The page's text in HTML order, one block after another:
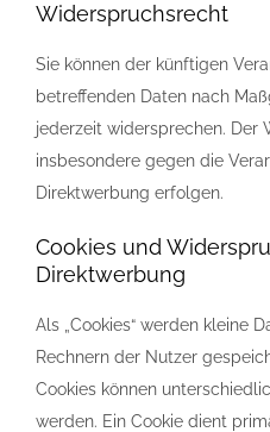
Widerspruchsrecht
Sie können der künftigen
betreffenden Daten nach
jederzeit widersprechen. Der
insbesondere gegen die
Direktwerbung erfolgen.
Cookies und
Direktwerbung
Als „Cookies“ werden kleine
Rechnern der Nutzer
Cookies können
werden. Ein Cookie dient